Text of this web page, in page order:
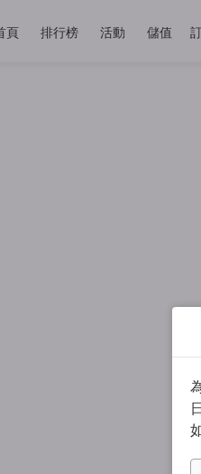
頁 排行榜 活動 儲值